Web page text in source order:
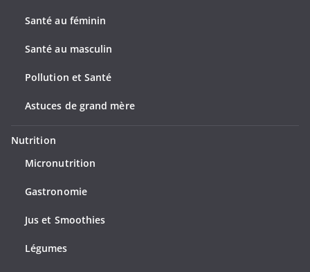
Santé au féminin
Santé au masculin
Pollution et Santé
Astuces de grand mère
Nutrition
Micronutrition
Gastronomie
Jus et Smoothies
Légumes